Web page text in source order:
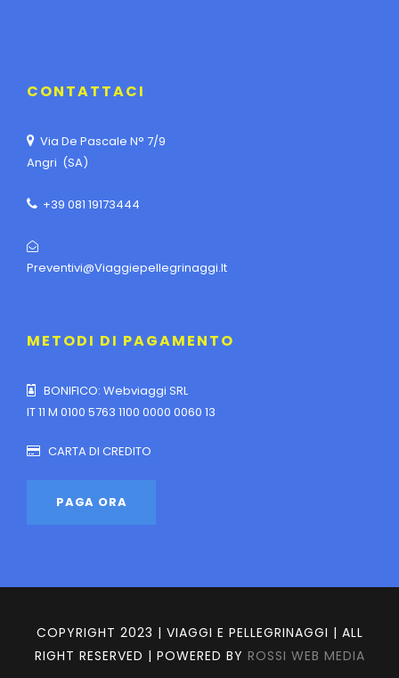
CONTATTACI
Via De Pascale N° 7/9
Angri (SA)
+39 081 19173444
Preventivi@viaggiepellegrinaggi.it
METODI DI PAGAMENTO
BONIFICO: Webviaggi SRL
IT 11 M 0100 5763 1100 0000 0060 13
CARTA DI CREDITO
COPYRIGHT 2023 | VIAGGI E PELLEGRINAGGI | ALL
RIGHT RESERVED | POWERED BY ROSSI WEB MEDIA